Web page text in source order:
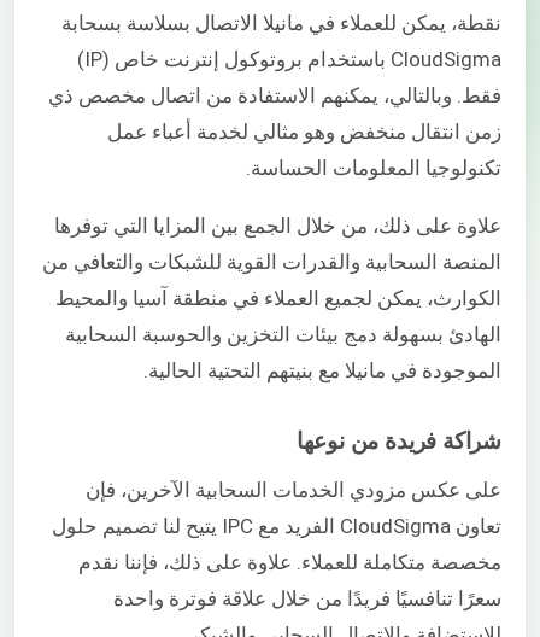
نقطة، يمكن للعملاء في مانيلا الاتصال بسلاسة بسحابة
CloudSigma باستخدام بروتوكول إنترنت خاص (IP)
فقط. وبالتالي، يمكنهم الاستفادة من اتصال مخصص ذي
زمن انتقال منخفض وهو مثالي لخدمة أعباء عمل
تكنولوجيا المعلومات الحساسة.
علاوة على ذلك، من خلال الجمع بين المزايا التي توفرها
المنصة السحابية والقدرات القوية للشبكات والتعافي من
الكوارث، يمكن لجميع العملاء في منطقة آسيا والمحيط
الهادئ بسهولة دمج بيئات التخزين والحوسبة السحابية
الموجودة في مانيلا مع بنيتهم التحتية الحالية.
شراكة فريدة من نوعها
على عكس مزودي الخدمات السحابية الآخرين، فإن
تعاون CloudSigma الفريد مع IPC يتيح لنا تصميم حلول
مخصصة متكاملة للعملاء. علاوة على ذلك، فإننا نقدم
سعرًا تنافسيًا فريدًا من خلال علاقة فوترة واحدة